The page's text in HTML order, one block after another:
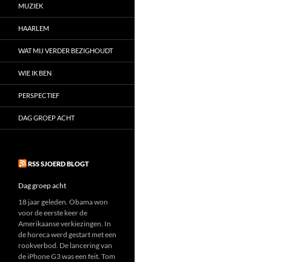
MUZIEK
HAARLEM
WAT MIJ VERDER BEZIGHOUDT
WIE IK BEN
PERSPECTIEF
DAG GROEP ACHT
RSS SJOERD BLOGT
Dag groep acht
18 jaar geleden. Obama won
voor de eerste keer de
Amerikaanse verkiezingen. In
de horeca werd gestart met een
rookverbod. De lancering van
de iPhone G3 was een feit. Tom